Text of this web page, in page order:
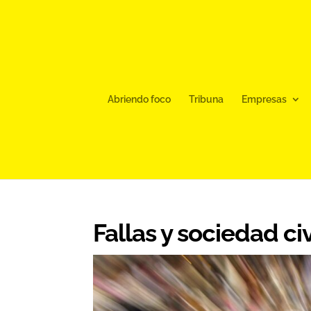
Abriendo foco Tribuna Empresas
Fallas y sociedad